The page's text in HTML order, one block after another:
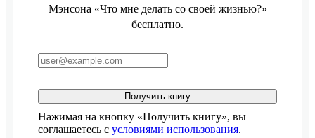
Мэнсона «Что мне делать со своей жизнью?»
бесплатно.
Получить книгу
Нажимая на кнопку «Получить книгу», вы
соглашаетесь с условиями использования.